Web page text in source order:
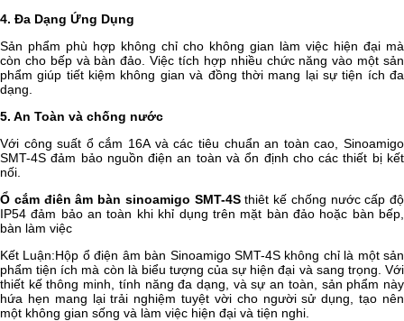
4. Đa Dạng Ứng Dụng
Sản phẩm phù hợp không chỉ cho không gian làm việc hiện đại mà
còn cho bếp và bàn đảo. Việc tích hợp nhiều chức năng vào một sản
phẩm giúp tiết kiệm không gian và đồng thời mang lại sự tiện ích đa
dạng.
5. An Toàn và chống nước
Với công suất ổ cắm 16A và các tiêu chuẩn an toàn cao, Sinoamigo
SMT-4S đảm bảo nguồn điện an toàn và ổn định cho các thiết bị kết
nối.
Ổ cắm điên âm bàn sinoamigo SMT-4Sthiêt kế chống nước cấp độ
IP54 đảm bảo an toàn khi khỉ dụng trên mặt bàn đảo hoặc bàn bếp,
bàn làm việc
Kết Luận:Hộp ổ điện âm bàn Sinoamigo SMT-4S không chỉ là một sản
phẩm tiện ích mà còn là biểu tượng của sự hiện đại và sang trọng. Với
thiết kế thông minh, tính năng đa dạng, và sự an toàn, sản phẩm này
hứa hẹn mang lại trải nghiệm tuyệt vời cho người sử dụng, tạo nên
một không gian sống và làm việc hiện đại và tiện nghi.